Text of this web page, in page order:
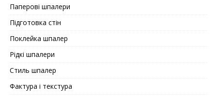
Паперові шпалери
Підготовка стін
Поклейка шпалер
Рідкі шпалери
Стиль шпалер
Фактура і текстура